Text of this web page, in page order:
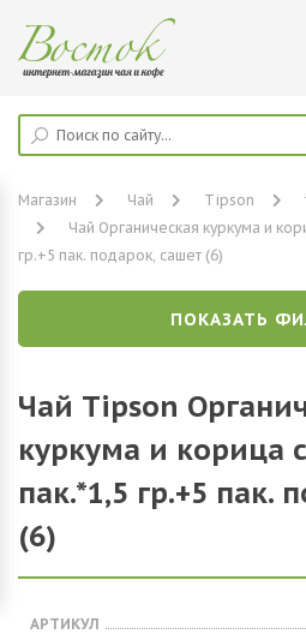
Магазин Чай Tipson
Чай Органическая куркума и
гр.+5 пак. подарок, сашет (6)
ПОКАЗАТЬ
Чай Tipson
куркума и корица
пак.*1,5 гр.+5 пак.
(6)
АРТИКУЛ